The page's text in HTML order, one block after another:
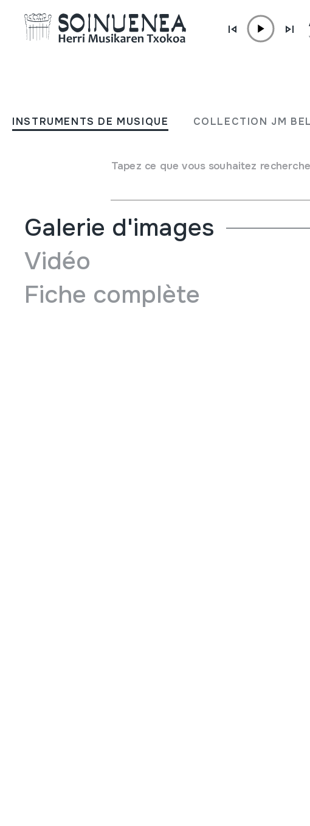
INSTRUMENTS DE MUSIQUE COLLECTION JM
Tapez ce que vous souhaitez
DUNBA; BOMBO
Type d'instrument de musique
Galerie d'images
Vidéo
Fiche complète